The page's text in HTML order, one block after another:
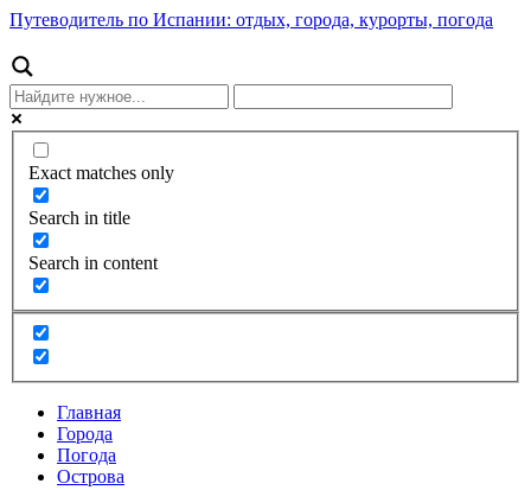
Путеводитель по Испании: отдых, города, курорты, погода
Exact matches only
Search in title
Search in content
Главная
Города
Погода
Острова